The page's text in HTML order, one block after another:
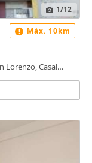
1/12
Lorenzo, Casal
Máx. 10km